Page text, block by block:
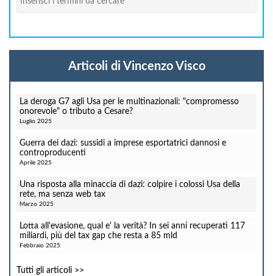
Articoli di Vincenzo Visco
La deroga G7 agli Usa per le multinazionali: "compromesso
onorevole" o tributo a Cesare?
Luglio 2025
Guerra dei dazi: sussidi a imprese esportatrici dannosi e
controproducenti
Aprile 2025
Una risposta alla minaccia di dazi: colpire i colossi Usa della
rete, ma senza web tax
Marzo 2025
Lotta all'evasione, qual e' la verità? In sei anni recuperati 117
miliardi, più del tax gap che resta a 85 mld
Febbraio 2025
Tutti gli articoli >>